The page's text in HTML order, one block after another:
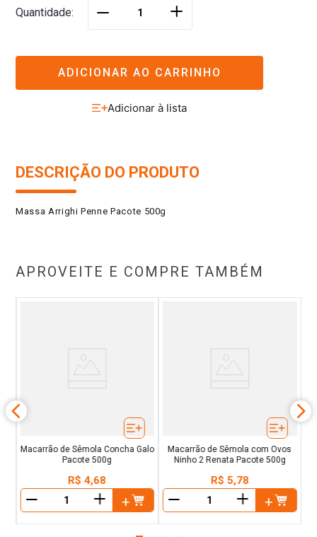
Quantidade ＋
ADICIONAR AO CARRINHO
DESCRIÇÃO DO PRODUTO
Massa Arrighi Penne Pacote 500g
APROVEITE E COMPRE TAMBÉM
Macarrão de Sêmola Concha Galo
Pacote 500g
R$ 4,68
＋
Macarrão de Sêmola com Ovos
Ninho 2 Renata Pacote 500g
R$ 5,78
＋